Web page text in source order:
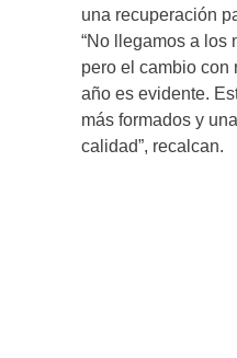
una recuperación
“No llegamos a los
pero el cambio con
año es evidente.
más formados y
calidad”, recalcan.